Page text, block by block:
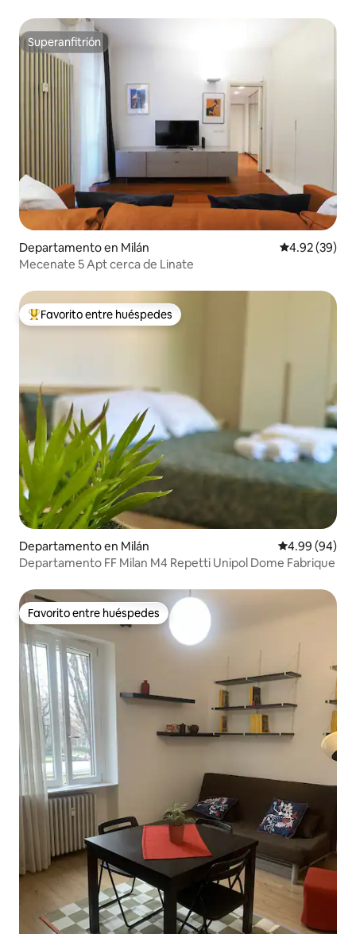
Superanfitrión
Superanfitrión
Departamento en Milán Calificación
4.92 (39)
Mecenate 5 Apt cerca de Linate
De los mejores en Favorito entre huéspedes
Favorito entre huéspedes
Departamento en Milán Calificación
4.99 (94)
Departamento FF Milan M4 Repetti Unipol Dome Fabrique
Favorito entre huéspedes
Favorito entre huéspedes